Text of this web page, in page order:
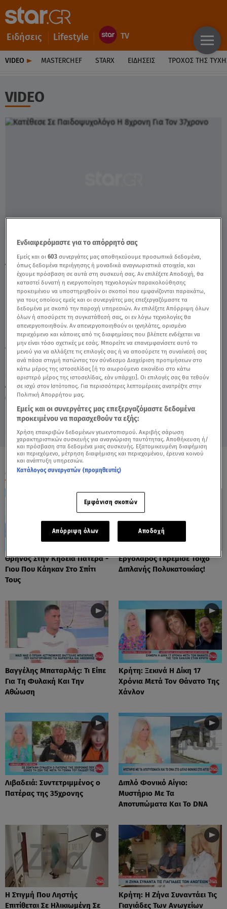
Ειδήσεις Lifestyle
VIDEO MASTERCHEF STARX ΕΙΔΉΣΕΙΣ ΤΡΟΧΌΣ ΤΗΣ
VIDEO
Δευτέρα 10 Αυγούστου 2026
15.05.25, 15:06
ΕΛΛΑΔΑ
Πηγή: Αλήθειες με τη Ζήνα
Κατέθεσε Σε Παιδοψυχολόγο Η 8χρονη Για
Τον 37χρονο - Video
TAGS: ΑΛΗΘΕΙΕΣ ΜΕ ΤΗ ΖΗΝΑ ΒΙΑΣΜΟΣ 37ΧΡΟΝΟΣ
ΟΛΑ ΤΑ ΒΙΝΤΕΟ
Θρήνος Στην Κηδεία Πατέρα -
Γιου Που Κάηκαν Στο Σπίτι
Τους
Εργολάβος Γκρέμισε Τοίχο
Διπλανής Πολυκατοικίας!
Βαγγέλης Μπαταρλής: Τι Είπε
Για Τη Φυλακή Και Την
Αθώωση
Κρήτη: Ξεκινά Η Δίκη 17
Χρόνια Μετά Τον Θάνατο Της
Χάνλον
Λιβαδειά: Συντετριμμένος ο
Πατέρας της 35χρονης
Διπλό Φονικό Αίγιο:
Μυστήριο Με Τα
Αποτυπώματα Και Το DNA
Η Στιγμή Που Ληστής
Επιτίθεται Σε Ηλικιωμένη Σε
Κρήτη: Η Ζήνα Συναντάει Τις
Γιαγιάδες Των Ανωγείων
Ενδιαφερόμαστε για το απόρρητό σας
Εμείς και οι603 συνεργάτες μας αποθηκεύουμε προσωπικά δεδομένα,
όπως δεδομένα περιήγησης ή μοναδικά αναγνωριστικά στοιχεία, και
έχουμε πρόσβαση σε αυτά στη συσκευή σας. Αν επιλέξετε Αποδοχή, θα
καταστεί δυνατή η ενεργοποίηση τεχνολογιών παρακολούθησης
προκειμένου να υποστηριχθούν οι σκοποί που εμφανίζονται παρακάτω,
για τους οποίους εμείς και οι συνεργάτες μας επεξεργαζόμαστε τα
δεδομένα με σκοπό την παροχή υπηρεσιών. Αν επιλέξετε Απόρριψη όλων
όλων ή αποσύρετε τη συγκατάθεσή σας, οι εν λόγω τεχνολογίες θα
απενεργοποιηθούν. Αν απενεργοποιηθούν οι ιχνηλάτες, ορισμένο
περιεχόμενο και κάποιες από τις διαφημίσεις που βλέπετε ενδέχεται να
μην είναι τόσο σχετικές με εσάς. Μπορείτε να επανεμφανίσετε αυτό το
μενού για να αλλάξετε τις επιλογές σας ή να αποσύρετε τη συναίνεσή σας
ανά πάσα στιγμή πατώντας τον σύνδεσμο Διαχείριση προτιμήσεων στο
κάτω μέρος της ιστοσελίδας [ή το αιωρούμενο εικονίδιο στο κάτω
αριστερό μέρος της ιστοσελίδας, εάν υπάρχει]. Οι επιλογές σας θα τεθούν
σε ισχύ στον Ιστότοπος. Για περισσότερες λεπτομέρειες ανατρέξτε στην
Πολιτική Απορρήτου μας.
Εμείς και οι συνεργάτες μας επεξεργαζόμαστε δεδομένα
προκειμένου να παρασχεθούν τα εξής:
Χρήση επακριβών δεδομένων γεωεντοπισμού. Ακριβής σάρωση
χαρακτηριστικών συσκευής για αναγνώριση ταυτότητας. Αποθήκευση ή/
και πρόσβαση στα δεδομένα μιας συσκευής. Εξατομικευμένη διαφήμιση
και περιεχόμενο, μέτρηση διαφήμισης και περιεχομένου, έρευνα κοινού
και ανάπτυξη υπηρεσιών.
Κατάλογος συνεργατών (προμηθευτές)
Εμφάνιση σκοπών
Απόρριψη όλων Αποδοχή